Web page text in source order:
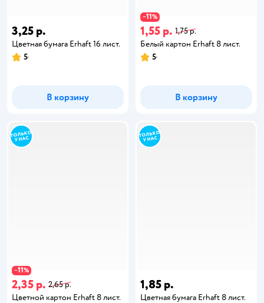
3,25 р.
Цветная бумага Erhaft 16 лист.
5
В корзину
−11%
1,55 р. 1,75 р.
Белый картон Erhaft 8 лист.
5
В корзину
−11%
2,35 р. 2,65 р.
Цветной картон Erhaft 8 лист.
1,85 р.
Цветная бумага Erhaft 8 лист.